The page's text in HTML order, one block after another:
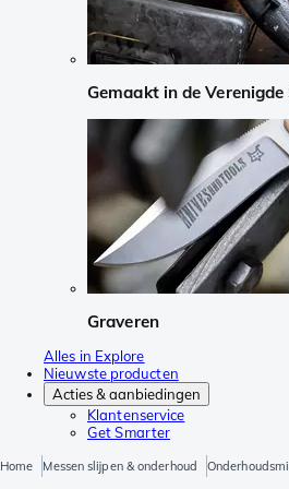
Gemaakt in de
Graveren
Alles in Explore
Nieuwste producten
Acties & aanbiedingen
Klantenservice
Get Smarter
Home Messen slijpen & onderhoud